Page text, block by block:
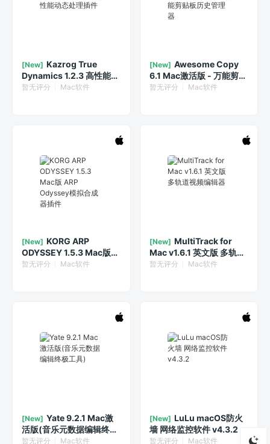
[New] Kazrog True
Dynamics 1.2.3 高性能动
态处理插件
暂无评分 Mac软件
[New] Awesome Copy
6.1 Mac激活版 - 万能剪贴
板历史管理器
暂无评分 Mac软件
[New] KORG ARP
ODYSSEY 1.5.3 Mac版
ARP Odyssey模拟合成器
暂无评分 Mac软件
[New] MultiTrack for
Mac v1.6.1 英文版 多轨道
视频编辑器
暂无评分 Mac软件
[New] Yate 9.2.1 Mac激
活版(音乐元数据编辑终极
工具)
暂无评分 Mac软件
[New] LuLu macOS防火
墙 网络监控软件 v4.3.2
暂无评分 Mac软件